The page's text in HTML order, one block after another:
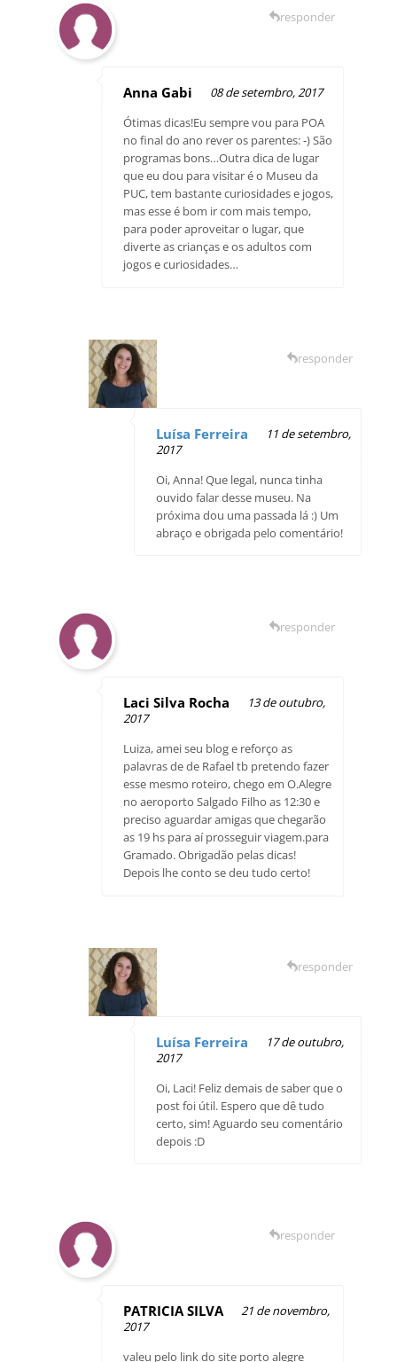
Anna Gabi
08 de setembro, 2017
Ótimas dicas!Eu sempre vou para POA
no final do ano rever os parentes: -) São
programas bons…Outra dica de lugar
que eu dou para visitar é o Museu da
PUC, tem bastante curiosidades e jogos,
mas esse é bom ir com mais tempo,
para poder aproveitar o lugar, que
diverte as crianças e os adultos com
jogos e curiosidades…
responder
Luísa Ferreira
11 de setembro,
2017
Oi, Anna! Que legal, nunca tinha
ouvido falar desse museu. Na
próxima dou uma passada lá :) Um
abraço e obrigada pelo comentário!
responder
Laci Silva Rocha
13 de outubro,
2017
Luiza, amei seu blog e reforço as
palavras de de Rafael tb pretendo fazer
esse mesmo roteiro, chego em O.Alegre
no aeroporto Salgado Filho as 12:30 e
preciso aguardar amigas que chegarão
as 19 hs para aí prosseguir viagem.para
Gramado. Obrigadão pelas dicas!
Depois lhe conto se deu tudo certo!
responder
Luísa Ferreira
17 de outubro,
2017
Oi, Laci! Feliz demais de saber que o
post foi útil. Espero que dê tudo
certo, sim! Aguardo seu comentário
depois :D
responder
PATRICIA SILVA
21 de novembro,
2017
valeu pelo link do site porto alegre
responder